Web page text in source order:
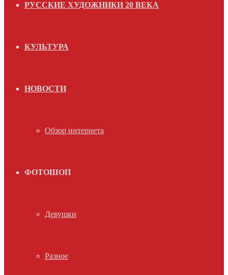
РУССКИЕ ХУДОЖНИКИ 20 ВЕКА
КУЛЬТУРА
НОВОСТИ
Обзор интернета
ФОТОШОП
Девушки
Разное